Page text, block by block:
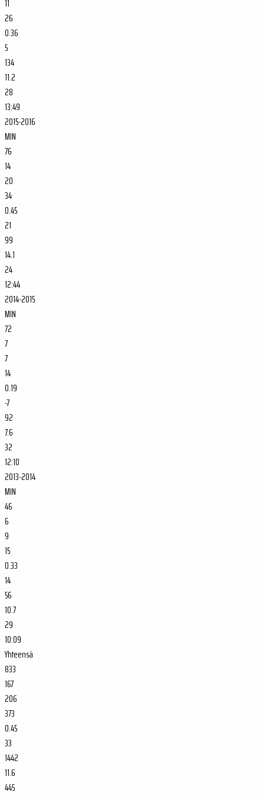
11
26
0.36
5
134
11.2
28
13:49
2015-2016
MIN
76
14
20
34
0.45
21
99
14.1
24
12:44
2014-2015
MIN
72
7
7
14
0.19
-7
92
7.6
32
12:10
2013-2014
MIN
46
6
9
15
0.33
14
56
10.7
29
10:09
Yhteensä
833
167
206
373
0.45
33
1442
11.6
445